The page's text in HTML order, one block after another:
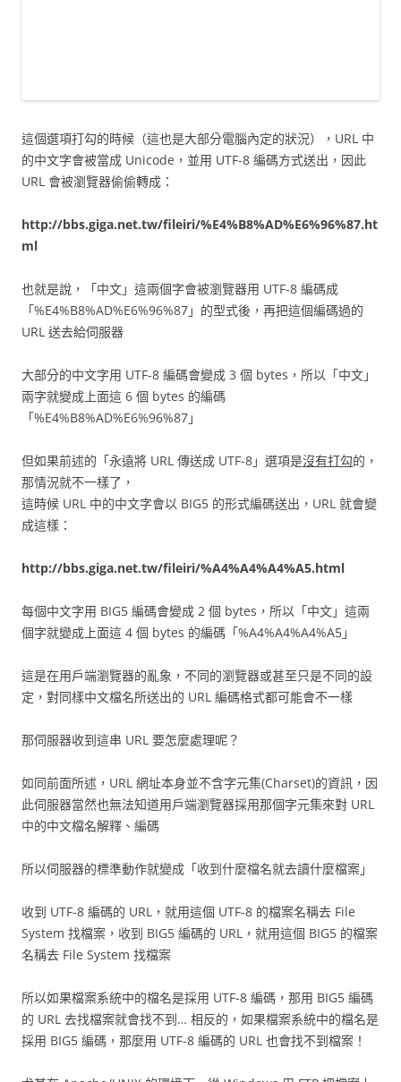
這個選項打勾的時候（這也是大部分電腦內定的狀況），URL 中
的中文字會被當成 Unicode，並用 UTF-8 編碼方式送出，因此
URL 會被瀏覽器偷偷轉成：
http://bbs.giga.net.tw/fileiri/%E4%B8%AD%E6%96%87.ht
ml
也就是說，「中文」這兩個字會被瀏覽器用 UTF-8 編碼成
「%E4%B8%AD%E6%96%87」的型式後，再把這個編碼過的
URL 送去給伺服器
大部分的中文字用 UTF-8 編碼會變成 3 個 bytes，所以「中文」
兩字就變成上面這 6 個 bytes 的編碼
「%E4%B8%AD%E6%96%87」
但如果前述的「永遠將 URL 傳送成 UTF-8」選項是沒有打勾的，
那情況就不一樣了，
這時候 URL 中的中文字會以 BIG5 的形式編碼送出，URL 就會變
成這樣：
http://bbs.giga.net.tw/fileiri/%A4%A4%A4%A5.html
每個中文字用 BIG5 編碼會變成 2 個 bytes，所以「中文」這兩
個字就變成上面這 4 個 bytes 的編碼「%A4%A4%A4%A5」
這是在用戶端瀏覽器的亂象，不同的瀏覽器或甚至只是不同的設
定，對同樣中文檔名所送出的 URL 編碼格式都可能會不一樣
那伺服器收到這串 URL 要怎麼處理呢？
如同前面所述，URL 網址本身並不含字元集(Charset)的資訊，因
此伺服器當然也無法知道用戶端瀏覽器採用那個字元集來對 URL
中的中文檔名解釋、編碼
所以伺服器的標準動作就變成「收到什麼檔名就去讀什麼檔案」
收到 UTF-8 編碼的 URL，就用這個 UTF-8 的檔案名稱去 File
System 找檔案，收到 BIG5 編碼的 URL，就用這個 BIG5 的檔案
名稱去 File System 找檔案
所以如果檔案系統中的檔名是採用 UTF-8 編碼，那用 BIG5 編碼
的 URL 去找檔案就會找不到… 相反的，如果檔案系統中的檔名是
採用 BIG5 編碼，那麼用 UTF-8 編碼的 URL 也會找不到檔案！